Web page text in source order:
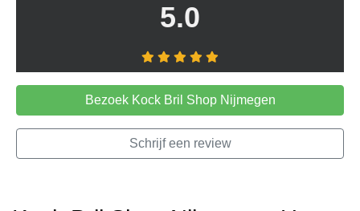
5.0
Bezoek Kock Bril Shop Nijmegen
Schrijf een review